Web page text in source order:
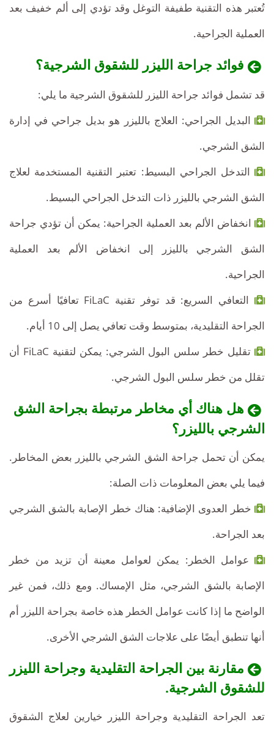
تُعتبر هذه التقنية طفيفة التوغل وقد تؤدي إلى ألم خفيف بعد
العملية الجراحية.
فوائد جراحة الليزر للشقوق الشرجية؟
قد تشمل فوائد جراحة الليزر للشقوق الشرجية ما يلي:
البديل الجراحي: العلاج بالليزر هو بديل جراحي في إدارة
الشق الشرجي.
التدخل الجراحي البسيط: تعتبر التقنية المستخدمة لعلاج
الشق الشرجي بالليزر ذات التدخل الجراحي البسيط.
انخفاض الألم بعد العملية الجراحية: يمكن أن تؤدي جراحة
الشق الشرجي بالليزر إلى انخفاض الألم بعد العملية
الجراحية.
التعافي السريع: قد توفر تقنية FiLaC تعافيًا أسرع من
الجراحة التقليدية، بمتوسط ​​وقت تعافي يصل إلى 10 أيام.
تقليل خطر سلس البول الشرجي: يمكن لتقنية FiLaC أن
تقلل من خطر سلس البول الشرجي.
هل هناك أي مخاطر مرتبطة بجراحة الشق
الشرجي بالليزر؟
يمكن أن تحمل جراحة الشق الشرجي بالليزر بعض المخاطر.
فيما يلي بعض المعلومات ذات الصلة:
خطر العدوى الإضافية: هناك خطر الإصابة بالشق الشرجي
بعد الجراحة.
عوامل الخطر: يمكن لعوامل معينة أن تزيد من خطر
الإصابة بالشق الشرجي، مثل الإمساك. ومع ذلك، فمن غير
الواضح ما إذا كانت عوامل الخطر هذه خاصة بجراحة الليزر أم
أنها تنطبق أيضًا على علاجات الشق الشرجي الأخرى.
مقارنة بين الجراحة التقليدية وجراحة الليزر
للشقوق الشرجية.
تعد الجراحة التقليدية وجراحة الليزر خيارين لعلاج الشقوق